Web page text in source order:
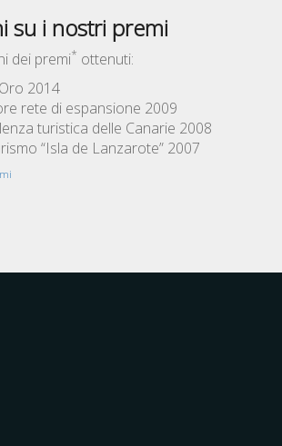
su i nostri premi
dei premi* ottenuti:
2014
rete di espansione 2009
turistica delle Canarie 2008
“Isla de Lanzarote” 2007